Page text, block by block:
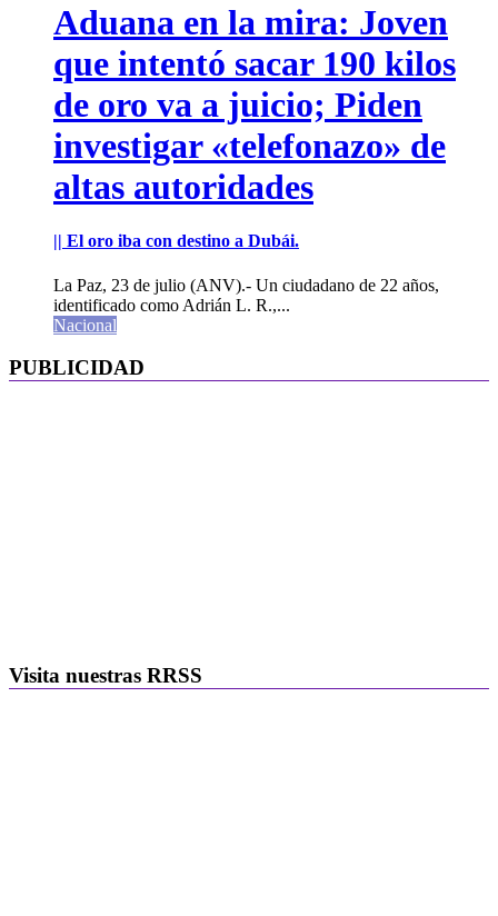
Aduana en la mira: Joven
que intentó sacar 190 kilos
de oro va a juicio; Piden
investigar «telefonazo» de
altas autoridades
|| El oro iba con destino a Dubái.
La Paz, 23 de julio (ANV).- Un ciudadano de 22 años,
identificado como Adrián L. R.,...
Nacional
PUBLICIDAD
Visita nuestras RRSS